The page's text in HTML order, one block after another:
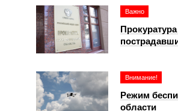
Важно
Внимание!
Режим
области